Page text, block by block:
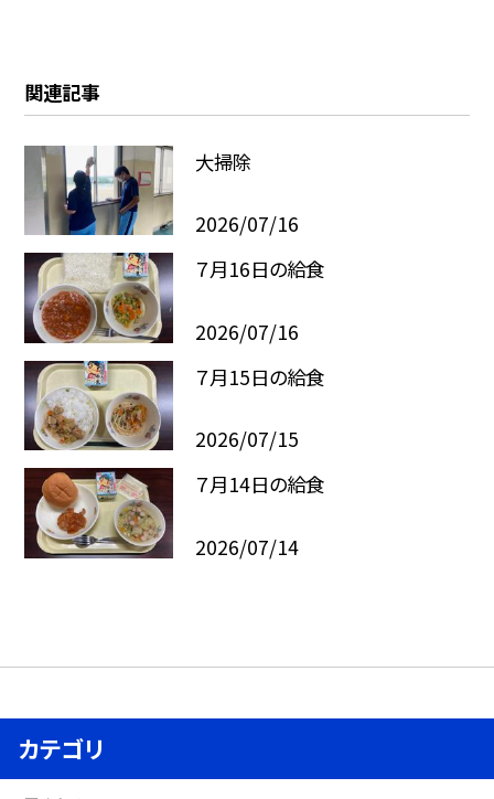
関連記事
大掃除
2026/07/16
７月16日の給食
2026/07/16
７月15日の給食
2026/07/15
７月14日の給食
2026/07/14
カテゴリ